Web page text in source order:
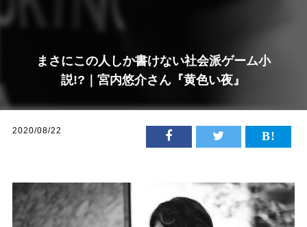
まさにこの人しか書けない社会派ゲーム小
説!?｜宮内悠介さん『黄色い夜』
2020/08/22